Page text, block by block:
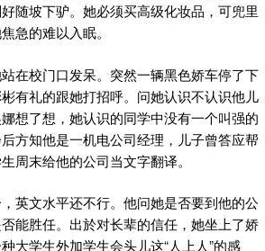
随坡下驴。她必须买高级化妆品，可兜里
急的难以入眠。
在校门口发呆。突然一辆黑色娇车停了下
有礼的跟她打招呼。问她认识不认识他儿
想了想，她认识的同学中没有一个叫强的
方知他是一机电公司经理，儿子曾答应帮
周末给他的公司当文字翻译。
英文水平还不行。他问她是否要到他的公
能胜任。出於对长辈的信任，她坐上了娇
大学生外加学生会头儿这“人上人”的感